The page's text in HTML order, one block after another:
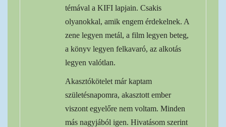
témával a KIFI lapjain. Csakis
olyanokkal, amik engem érdekelnek. A
zene legyen metál, a film legyen beteg,
a könyv legyen felkavaró, az alkotás
legyen valótlan.
Akasztókötelet már kaptam
születésnapomra, akasztott ember
viszont egyelőre nem voltam. Minden
más nagyjából igen. Hivatásom szerint